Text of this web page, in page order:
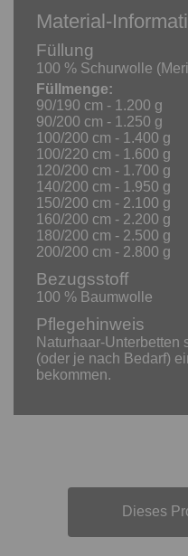
Material-
Füllung
100 % Schurwolle
Füllmenge:
90/190 cm - 1.200 g
90/200 cm - 1.250 g
100/200 cm - 1.400 g
100/220 cm - 1.600 g
120/200 cm - 1.700 g
140/200 cm - 1.950 g
150/200 cm - 2.100 g
160/200 cm - 2.200 g
180/200 cm - 2.500 g
200/200 cm - 2.800 g
Bezugsstoff
100 % Baumwolle
Pflegehinweis
Naturhaar-Unterbetten
(oder je nach Bedarf)
bekommen.
Dieses